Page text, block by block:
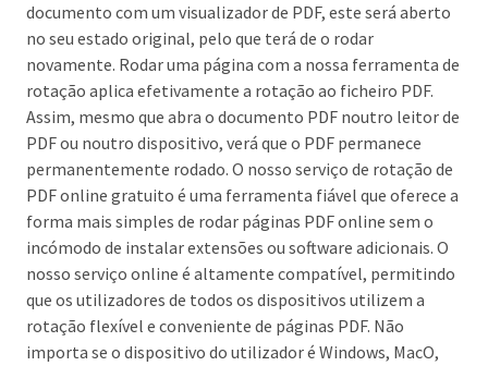
documento com um visualizador de PDF, este será aberto
no seu estado original, pelo que terá de o rodar
novamente. Rodar uma página com a nossa ferramenta de
rotação aplica efetivamente a rotação ao ficheiro PDF.
Assim, mesmo que abra o documento PDF noutro leitor de
PDF ou noutro dispositivo, verá que o PDF permanece
permanentemente rodado. O nosso serviço de rotação de
PDF online gratuito é uma ferramenta fiável que oferece a
forma mais simples de rodar páginas PDF online sem o
incómodo de instalar extensões ou software adicionais. O
nosso serviço online é altamente compatível, permitindo
que os utilizadores de todos os dispositivos utilizem a
rotação flexível e conveniente de páginas PDF. Não
importa se o dispositivo do utilizador é Windows, MacO,